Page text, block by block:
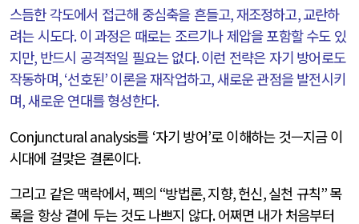
스듬한 각도에서 접근해 중심축을 흔들고,재조정하고,교란하
려는 시도다.이 과정은 때로는 조르기나 제압을 포함할 수도 있
지만, 반드시 공격적일 필요는 없다.이런 전략은 자기 방어로도
작동하며, ‘선호된’이론을 재작업하고,새로운 관점을 발전시키
며,새로운 연대를 형성한다.
Conjunctural analysis를 ‘자기 방어’로 이해하는 것—지금 이
시대에 걸맞은 결론이다.
그리고 같은 맥락에서, 펙의 “방법론,지향,헌신,실천 규칙”목
록을 항상 곁에 두는 것도 나쁘지 않다.어쩌면 내가 처음부터